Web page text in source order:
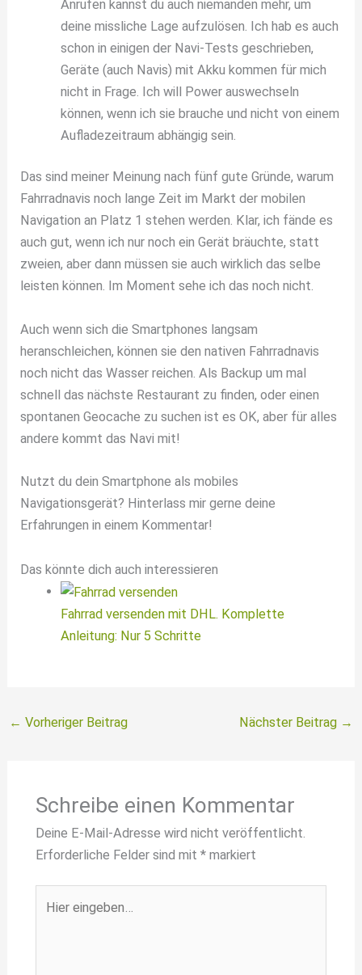
Anrufen kannst du auch niemanden mehr, um
deine missliche Lage aufzulösen. Ich hab es auch
schon in einigen der Navi-Tests geschrieben,
Geräte (auch Navis) mit Akku kommen für mich
nicht in Frage. Ich will Power auswechseln
können, wenn ich sie brauche und nicht von einem
Aufladezeitraum abhängig sein.
Das sind meiner Meinung nach fünf gute Gründe, warum
Fahrradnavis noch lange Zeit im Markt der mobilen
Navigation an Platz 1 stehen werden. Klar, ich fände es
auch gut, wenn ich nur noch ein Gerät bräuchte, statt
zweien, aber dann müssen sie auch wirklich das selbe
leisten können. Im Moment sehe ich das noch nicht.
Auch wenn sich die Smartphones langsam
heranschleichen, können sie den nativen Fahrradnavis
noch nicht das Wasser reichen. Als Backup um mal
schnell das nächste Restaurant zu finden, oder einen
spontanen Geocache zu suchen ist es OK, aber für alles
andere kommt das Navi mit!
Nutzt du dein Smartphone als mobiles
Navigationsgerät? Hinterlass mir gerne deine
Erfahrungen in einem Kommentar!
Das könnte dich auch interessieren
Fahrrad versenden mit DHL. Komplette
Anleitung: Nur 5 Schritte
← Vorheriger Beitrag Nächster Beitrag →
Schreibe einen Kommentar
Deine E-Mail-Adresse wird nicht veröffentlicht.
Erforderliche Felder sind mit *markiert
eingeben…